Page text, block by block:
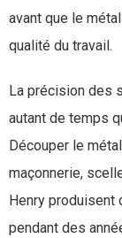
avant que le
qualité du travail.
La précision des
autant de temps
Découper le
maçonnerie,
Henry produisent
pendant des